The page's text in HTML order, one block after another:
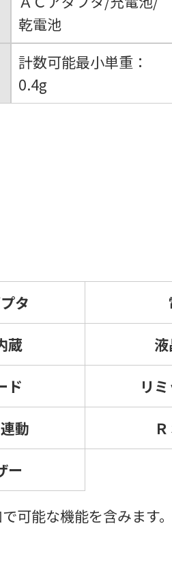
乾電池
計数可能最小単重：
0.4g
タ
蔵
ド リ
動
ー
可能な機能を含みます